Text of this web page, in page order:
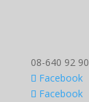
08-640 92 90
Facebook
Facebook